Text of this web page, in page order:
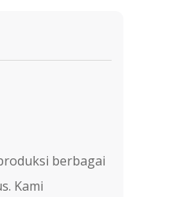
bеrbаgаі
Kаmі